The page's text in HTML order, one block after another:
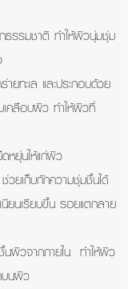
ธรรมชาติ ทำให้ผิวนุ่มชุ่ม
ยทะเล และประกอบด้วย
คลือบผิว ทำให้ผิวที่
หยุ่นให้แก่ผิว
ยเก็บกักความชุ่มชื้นได้
ยนเรียบขึ้น รอยแตกลาย
ผิวจากภายใน ทำให้ผิว
บนผิว